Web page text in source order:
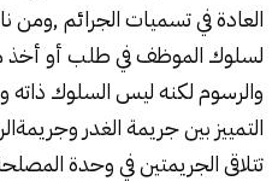
العادة في تسميات الجرائم
لسلوك الموظف في طلب أو
والرسوم لكنه ليس السلوك ذاته
التمييز بين جريمة الغدر
تتلاقى الجريمتين في وحدة